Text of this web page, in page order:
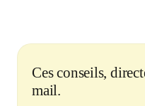
Ces conseils,
mail.